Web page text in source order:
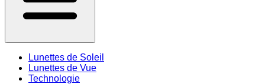
Lunettes de Soleil
Lunettes de Vue
Technologie